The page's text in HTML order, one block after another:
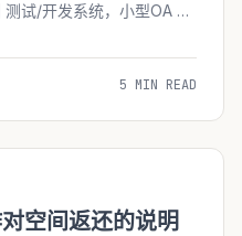
试/开发系统，小型OA 记
等 大型公共应用
5...
5 MIN READ
空间返还的说明